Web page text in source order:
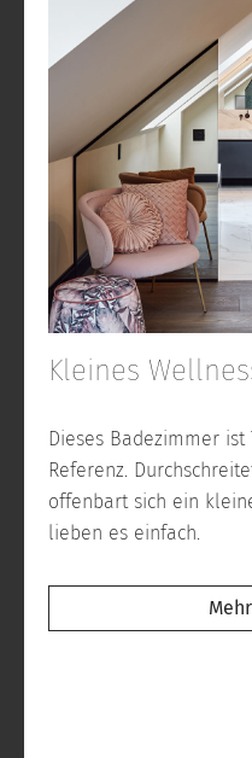
Kleines
Dieses Badezimmer
Referenz.
offenbart sich ein
lieben es einfach.